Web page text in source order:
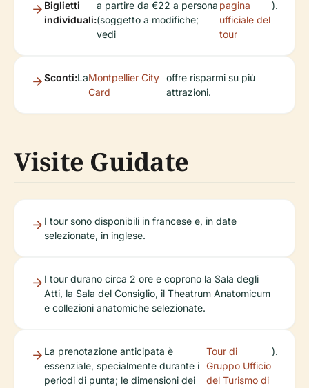
Biglietti
individuali:
a partire da €22 a persona
(soggetto a modifiche;
vedi
pagina
ufficiale del
tour
).
Sconti:LaMontpellier City
Card
offre risparmi su più
attrazioni.
Visite Guidate
I tour sono disponibili in francese e, in date
selezionate, in inglese.
I tour durano circa 2 ore e coprono la Sala degli
Atti, la Sala del Consiglio, il Theatrum Anatomicum
e collezioni anatomiche selezionate.
La prenotazione anticipata è
essenziale, specialmente durante i
periodi di punta; le dimensioni dei
Tour di
Gruppo Ufficio
del Turismo di
).